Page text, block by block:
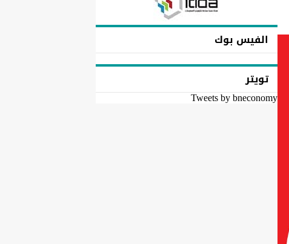
الفيس بوك
تويتر
Tweets by bneconomy